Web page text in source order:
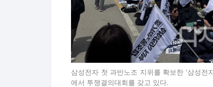
삼성전자 첫 과반노조 지위를 확보한 ‘삼성
에서 투쟁결의대회를 갖고 있다.